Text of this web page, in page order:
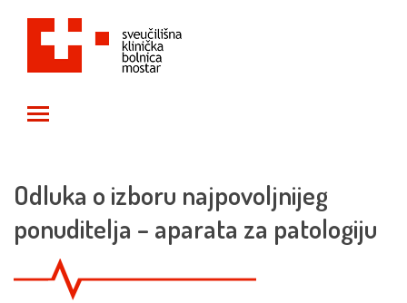
Odluka o izboru najpovoljnijeg
ponuditelja – aparata za patologiju